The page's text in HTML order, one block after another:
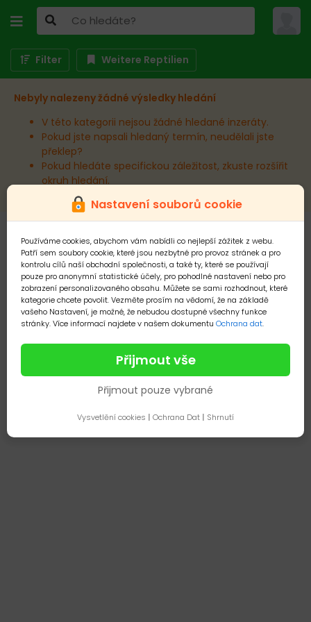
Nastavení souborů cookie
Používáme cookies, abychom vám nabídli co nejlepší zážitek z webu.
Patří sem soubory cookie, které jsou nezbytné pro provoz stránek a pro
kontrolu cílů naší obchodní společnosti, a také ty, které se používají
pouze pro anonymní statistické účely, pro pohodlné nastavení nebo pro
zobrazení personalizovaného obsahu. Můžete se sami rozhodnout, které
kategorie chcete povolit. Vezměte prosím na vědomí, že na základě
vašeho Nastavení, je možné, že nebudou dostupné všechny funkce
stránky. Více informací najdete v našem dokumentu Ochrana dat.
Přijmout vše
Přijmout pouze vybrané
Vysvetlění cookies | Ochrana Dat | Shrnutí
Filter Weitere Reptilien
Nebyly nalezeny žádné výsledky hledání
V této kategorii nejsou žádné hledané inzeráty.
Pokud jste napsali hledaný termín, neudělali jste
překlep?
Pokud hledáte specifickou záležitost, zkuste rozšířit
okruh hledání.